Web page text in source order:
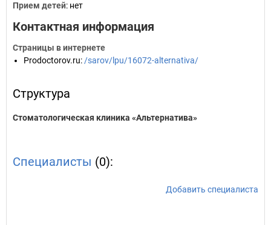
Прием детей: нет
Контактная информация
Страницы в интернете
Prodoctorov.ru: /sarov/lpu/16072-alternativa/
Структура
Стоматологическая клиника «Альтернатива»
Специалисты (0):
Добавить специалиста